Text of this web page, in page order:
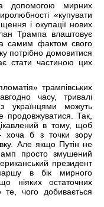
допомогою мирних
«купувати
і окупації нових
Трампа влаштовує
а самим фактом свого
потрібно домовитися
стати частиною цих
трампівських
часу, тривалі
українцями можуть
продовжуватися. Так,
в тому, щоб
хоча б з точки зору
Але якщо Путін не
просто змушений
президент
маршу в бік мирного
ніяких остаточних
чого добивається